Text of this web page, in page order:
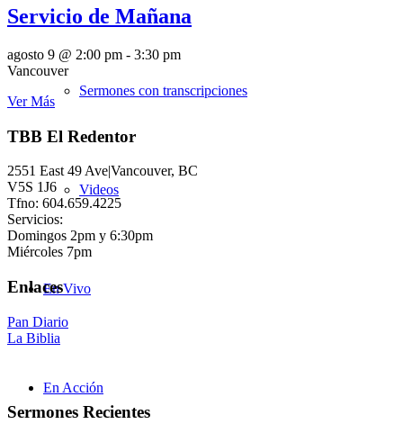
Sermones con transcripciones
Videos
En Vivo
En Acción
Servicio de Mañana
agosto 9 @ 2:00 pm - 3:30 pm
Vancouver
Ver Más
TBB El Redentor
2551 East 49 Ave|Vancouver, BC
V5S 1J6
Tfno: 604.659.4225
Servicios:
Domingos 2pm y 6:30pm
Miércoles 7pm
Enlaces
Pan Diario
La Biblia
Sermones Recientes